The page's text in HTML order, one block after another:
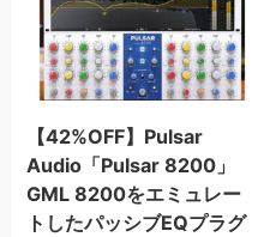
【42%OFF】Pulsar
Audio「Pulsar 8200」
GML 8200をエミュレー
トしたパッシブEQプラグ